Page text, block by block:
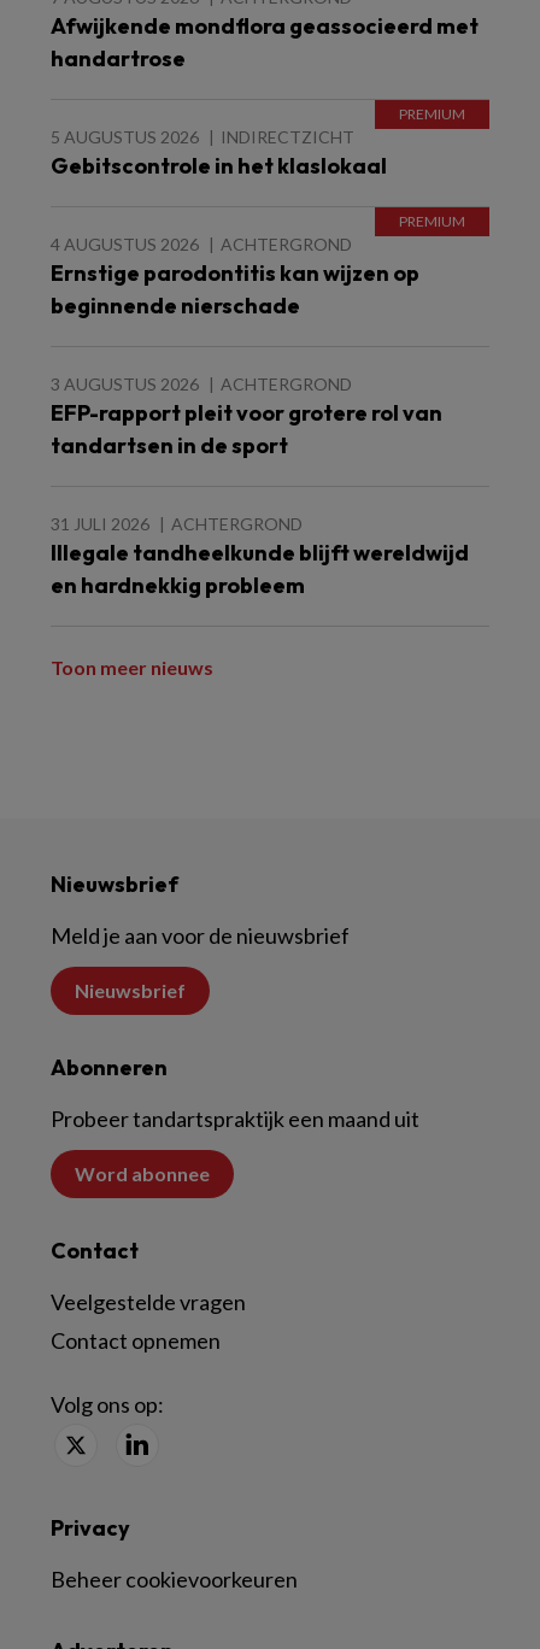
Afwijkende mondflora geassocieerd met
handartrose
5 AUGUSTUS 2026 INDIRECTZICHT
Gebitscontrole in het klaslokaal
4 AUGUSTUS 2026 ACHTERGROND
Ernstige parodontitis kan wijzen op
beginnende nierschade
3 AUGUSTUS 2026 ACHTERGROND
EFP-rapport pleit voor grotere rol van
tandartsen in de sport
31 JULI 2026 ACHTERGROND
Illegale tandheelkunde blijft wereldwijd
en hardnekkig probleem
Toon meer nieuws
Nieuwsbrief
Meld je aan voor de nieuwsbrief
Nieuwsbrief
Abonneren
Probeer tandartspraktijk een maand uit
Word abonnee
Contact
Veelgestelde vragen
Contact opnemen
Volg ons op:
Privacy
Beheer cookievoorkeuren